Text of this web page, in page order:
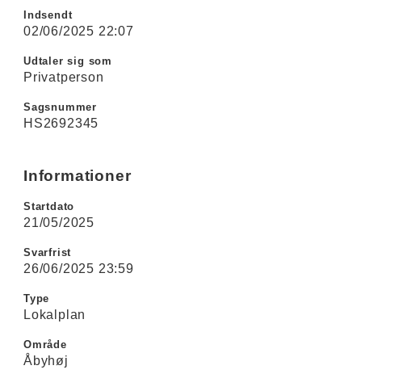
Indsendt
02/06/2025 22:07
Udtaler sig som
Privatperson
Sagsnummer
HS2692345
Informationer
Startdato
21/05/2025
Svarfrist
26/06/2025 23:59
Type
Lokalplan
Område
Åbyhøj